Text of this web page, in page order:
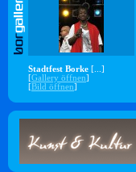
Stadtfest Borke [...]
[Gallery öffnen]
[Bild öffnen]